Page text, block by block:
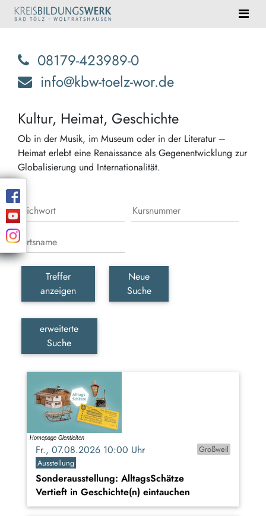
08179-423989-0
info@kbw-toelz-wor.de
Kultur, Heimat, Geschichte
Ob in der Musik, im Museum oder in der Literatur –
Heimat erlebt eine Renaissance als Gegenentwicklung zur
Globalisierung und Internationalität.
Treffer
anzeigen
Neue
Suche
erweiterte
Suche
Fr., 07.08.2026 10:00 Uhr
Großweil
Ausstellung
Sonderausstellung: AlltagsSchätze
Vertieft in Geschichte(n) eintauchen